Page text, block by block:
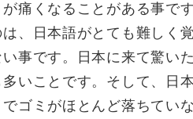
痛くなることがある事で
、日本語がとても難しく
事です。日本に来て驚い
いことです。そして、日
ゴミがほとんど落ちてい